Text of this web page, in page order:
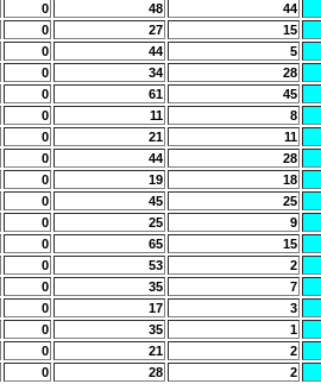
0 48 44
0 27 15
0 44 5
0 34 28
0 61 45
0 11 8
0 21 11
0 44 28
0 19 18
0 45 25
0 25 9
0 65 15
0 53 2
0 35 7
0 17 3
0 35 1
0 21 2
0 28 2